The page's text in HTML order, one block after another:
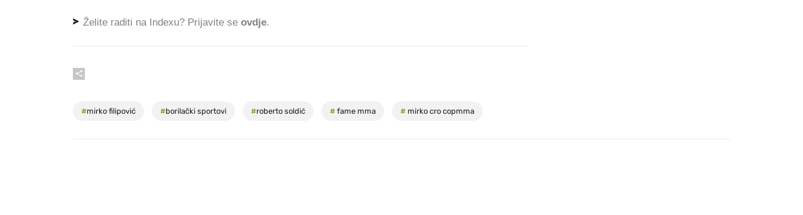
Želite raditi na Indexu? Prijavite se ovdje.
#mirko filipović #borilački sportovi #roberto soldić # fame mma # mirko cro copmma